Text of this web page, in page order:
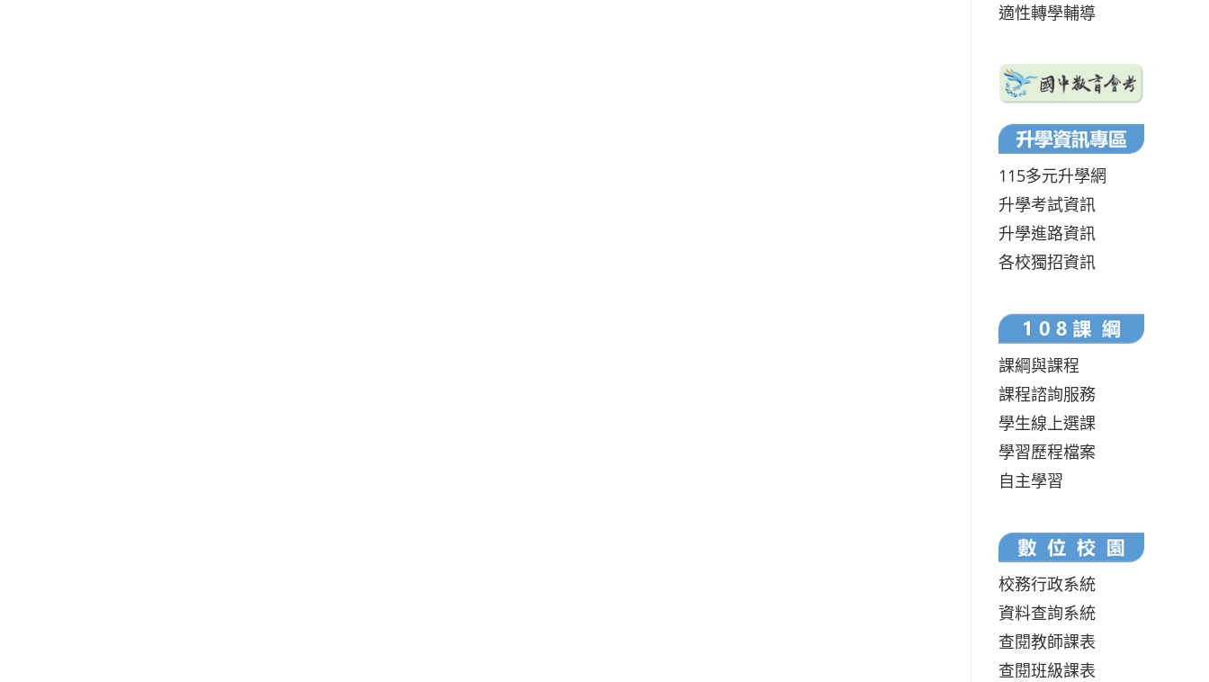
適性轉學輔導
115多元升學網
升學考試資訊
升學進路資訊
各校獨招資訊
課綱與課程
課程諮詢服務
學生線上選課
學習歷程檔案
自主學習
校務行政系統
資料查詢系統
查閱教師課表
查閱班級課表